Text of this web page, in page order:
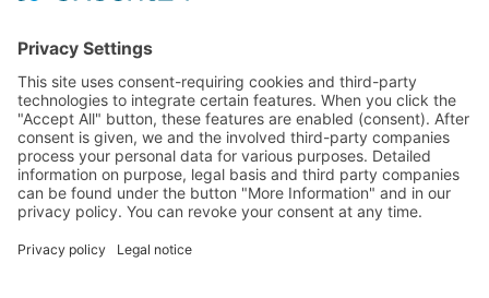
KONTAKTINFORMATIONER
KUNDESERVICE